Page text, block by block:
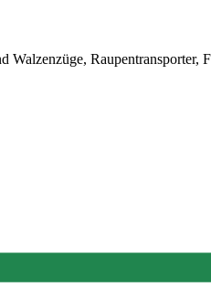
Raupentransporter,